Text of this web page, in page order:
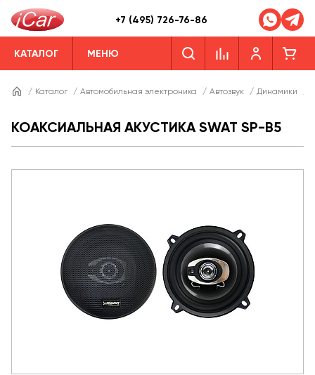
+7 (495) 726-76-86
КАТАЛОГ МЕНЮ
/ Каталог / Автомобильная электроника / Автозвук / Динамики
КОАКСИАЛЬНАЯ АКУСТИКА SWAT SP-B5